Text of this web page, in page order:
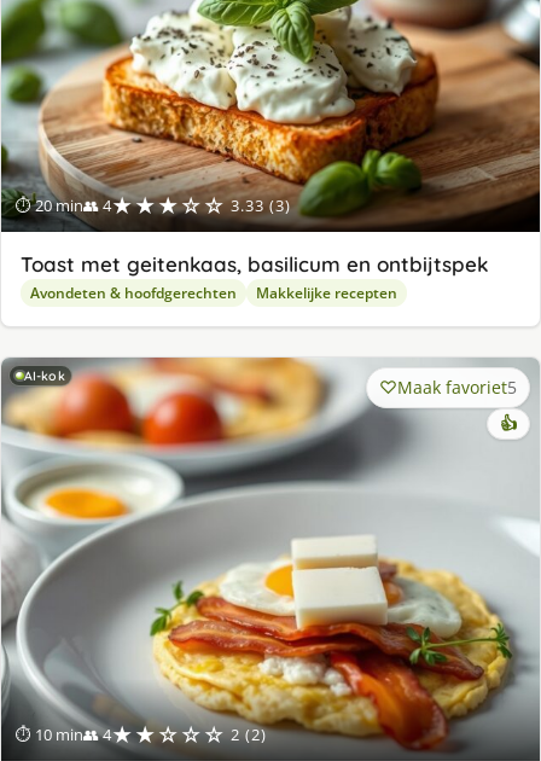
⏱ 20 min👥 4★★★☆☆ 3.33 (3)
Toast met geitenkaas, basilicum en ontbijtspek
Avondeten & hoofdgerechten Makkelijke recepten
AI-kok
⏱ 10 min👥 4★★☆☆☆ 2 (2)
Maak favoriet5
👍